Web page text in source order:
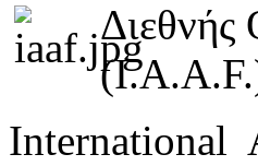
International